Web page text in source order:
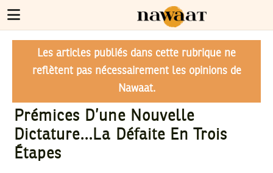
Les articles publiés dans cette rubrique ne
reflètent pas nécessairement les opinions de
Nawaat.
Prémices D’une Nouvelle
Dictature…La Défaite En Trois
Étapes